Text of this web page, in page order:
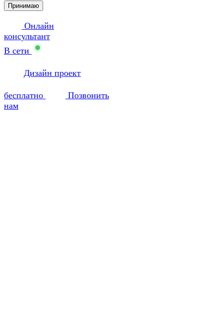
Принимаю
Онлайн
консультант
В сети
Дизайн проект
бесплатно
Позвонить
нам